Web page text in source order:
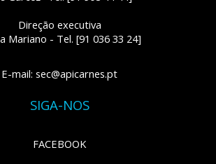
Direção executiva
Mariano - Tel. [91 036 33 24]
E-mail: sec@apicarnes.pt
SIGA-NOS
FACEBOOK